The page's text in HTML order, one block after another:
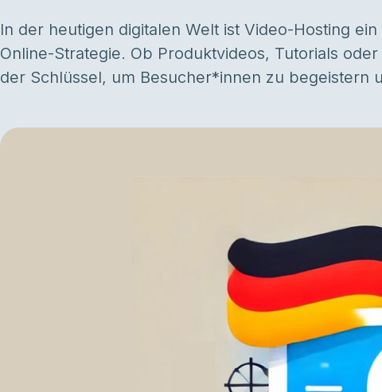
In der heutigen digitalen Welt ist Video-Hosting
Online-Strategie. Ob Produktvideos, Tutorials
der Schlüssel, um Besucher*innen zu begeistern